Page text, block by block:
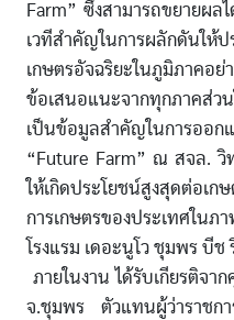
Farm” ซึ่งสามารถขยายผล
เวทีสำคัญในการผลักดันให้ป
เกษตรอัจฉริยะในภูมิภาคอ
ข้อเสนอแนะจากทุกภาคส่
เป็นข้อมูลสำคัญในการออก
“Future Farm” ณ สจล. วิ
ให้เกิดประโยชน์สูงสุดต่อเ
การเกษตรของประเทศใน
โรงแรม เดอะนูโว ชุมพร บี
ภายในงาน ได้รับเกียรติจ
จ.ชุมพร ตัวแทนผู้ว่าราชกา